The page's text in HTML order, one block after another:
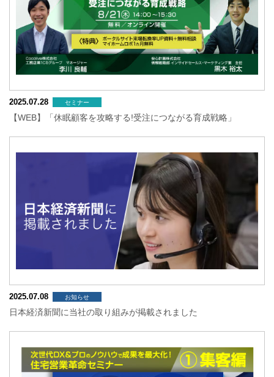
2025.07.28 セミナー
【WEB】「休眠顧客を攻略する!受注につながる育成戦略」
2025.07.08 お知らせ
日本経済新聞に当社の取り組みが掲載されました